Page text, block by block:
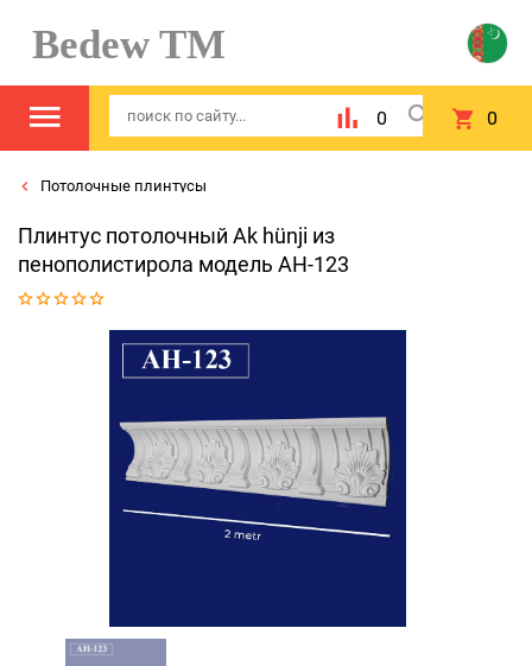
Bedew TM
0 0
Потолочные плинтусы
Плинтус потолочный Ak hünji из
пенополистирола модель AH-123